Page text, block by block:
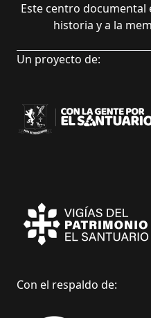
Este centro documental
historia y a la
Un proyecto de:
Con el respaldo de: